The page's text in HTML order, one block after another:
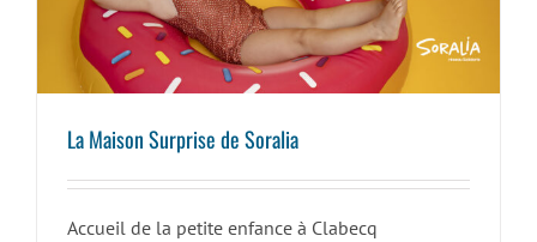
La Maison Surprise de Soralia
Accueil de la petite enfance à Clabecq